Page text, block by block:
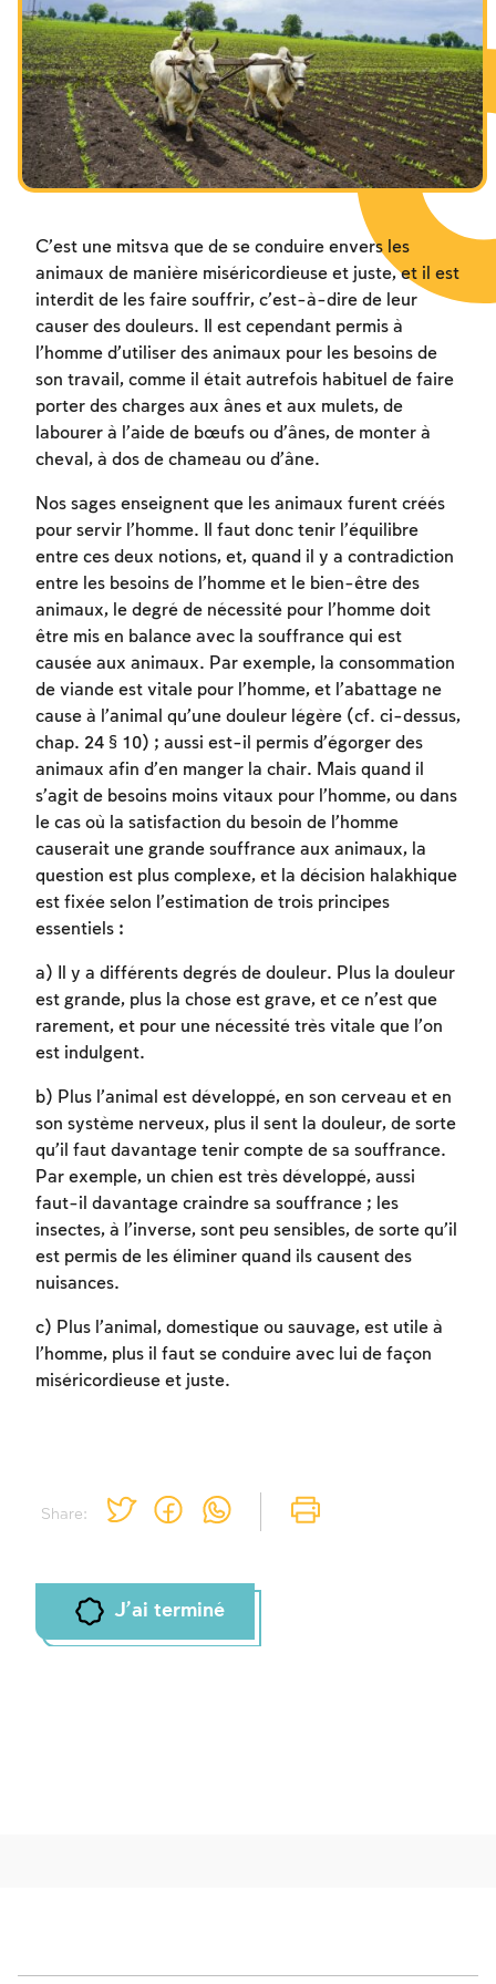
Les jeûnes liés à la destruction du Temple
Hanouca
Pourim
Share:
C’est une mitsva que de se conduire envers les
animaux de manière miséricordieuse et juste, et il est
interdit de les faire souffrir, c’est-à-dire de leur
causer des douleurs. Il est cependant permis à
l’homme d’utiliser des animaux pour les besoins de
son travail, comme il était autrefois habituel de faire
porter des charges aux ânes et aux mulets, de
labourer à l’aide de bœufs ou d’ânes, de monter à
cheval, à dos de chameau ou d’âne.
Nos sages enseignent que les animaux furent créés
pour servir l’homme. Il faut donc tenir l’équilibre
entre ces deux notions, et, quand il y a contradiction
entre les besoins de l’homme et le bien-être des
animaux, le degré de nécessité pour l’homme doit
être mis en balance avec la souffrance qui est
causée aux animaux. Par exemple, la consommation
de viande est vitale pour l’homme, et l’abattage ne
cause à l’animal qu’une douleur légère (cf. ci-dessus,
chap. 24 § 10) ; aussi est-il permis d’égorger des
animaux afin d’en manger la chair. Mais quand il
s’agit de besoins moins vitaux pour l’homme, ou dans
le cas où la satisfaction du besoin de l’homme
causerait une grande souffrance aux animaux, la
question est plus complexe, et la décision halakhique
est fixée selon l’estimation de trois principes
essentiels :
a) Il y a différents degrés de douleur. Plus la douleur
est grande, plus la chose est grave, et ce n’est que
rarement, et pour une nécessité très vitale que l’on
est indulgent.
b) Plus l’animal est développé, en son cerveau et en
son système nerveux, plus il sent la douleur, de sorte
qu’il faut davantage tenir compte de sa souffrance.
Par exemple, un chien est très développé, aussi
faut-il davantage craindre sa souffrance ; les
insectes, à l’inverse, sont peu sensibles, de sorte qu’il
est permis de les éliminer quand ils causent des
nuisances.
c) Plus l’animal, domestique ou sauvage, est utile à
l’homme, plus il faut se conduire avec lui de façon
miséricordieuse et juste.
J'ai terminé
Inscription requise
Afin d'enregistrer ce que vous avez étudié,
vous devez vous connectez ou vous
inscrire.
Inscription Connexion